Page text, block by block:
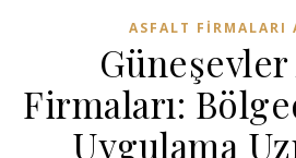
ASFALT FIRMALARI
Firmaları:
Uygulama